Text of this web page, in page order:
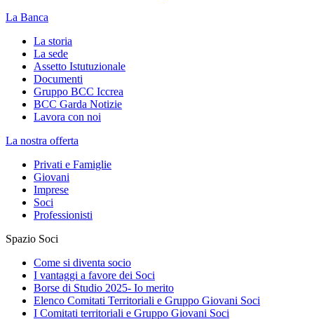
La Banca
La storia
La sede
Assetto Istutuzionale
Documenti
Gruppo BCC Iccrea
BCC Garda Notizie
Lavora con noi
La nostra offerta
Privati e Famiglie
Giovani
Imprese
Soci
Professionisti
Spazio Soci
Come si diventa socio
I vantaggi a favore dei Soci
Borse di Studio 2025- Io merito
Elenco Comitati Territoriali e Gruppo Giovani Soci
I Comitati territoriali e Gruppo Giovani Soci